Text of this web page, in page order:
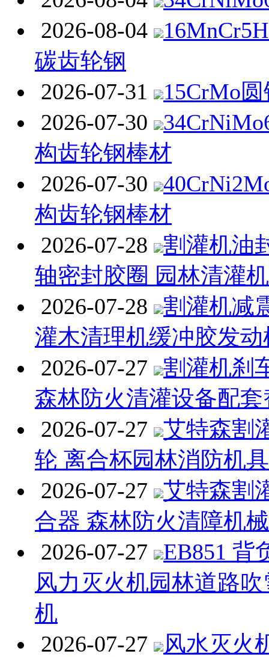
2026-08-04
碳齿轮钢
2026-07-31
15CrMo
2026-07-30
构齿轮钢棒材
2026-07-30
构齿轮钢棒材
2026-07-28
割灌机油
轴密封胶圈 园林清灌
2026-07-28
割灌机减
灌木清理机缓冲胶发
2026-07-27
割灌机刹
森林防火清灌设备配
2026-07-27
艾特森割
轮 离合杯园林消防机
2026-07-27
艾特森割
合器 森林防火清障机
2026-07-27
EB851 背
风力灭火机园林道路
机
2026-07-27
风水灭火